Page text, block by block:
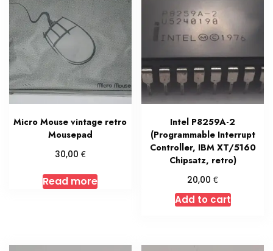
Micro Mouse vintage retro
Mousepad
30,00 €
Read more
Intel P8259A-2
(Programmable Interrupt
Controller, IBM XT/5160
Chipsatz, retro)
20,00€
Add to cart